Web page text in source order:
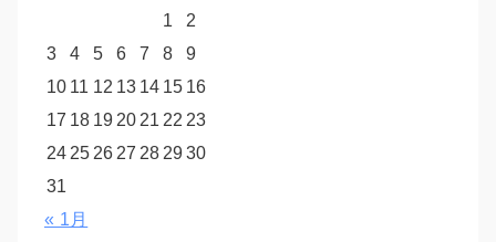
1
2
3
4 5 6 7 8
9
10 11 12 13 14 15 16
17 18 19 20 21 22 23
24 25 26 27 28 2930
31
« 1月